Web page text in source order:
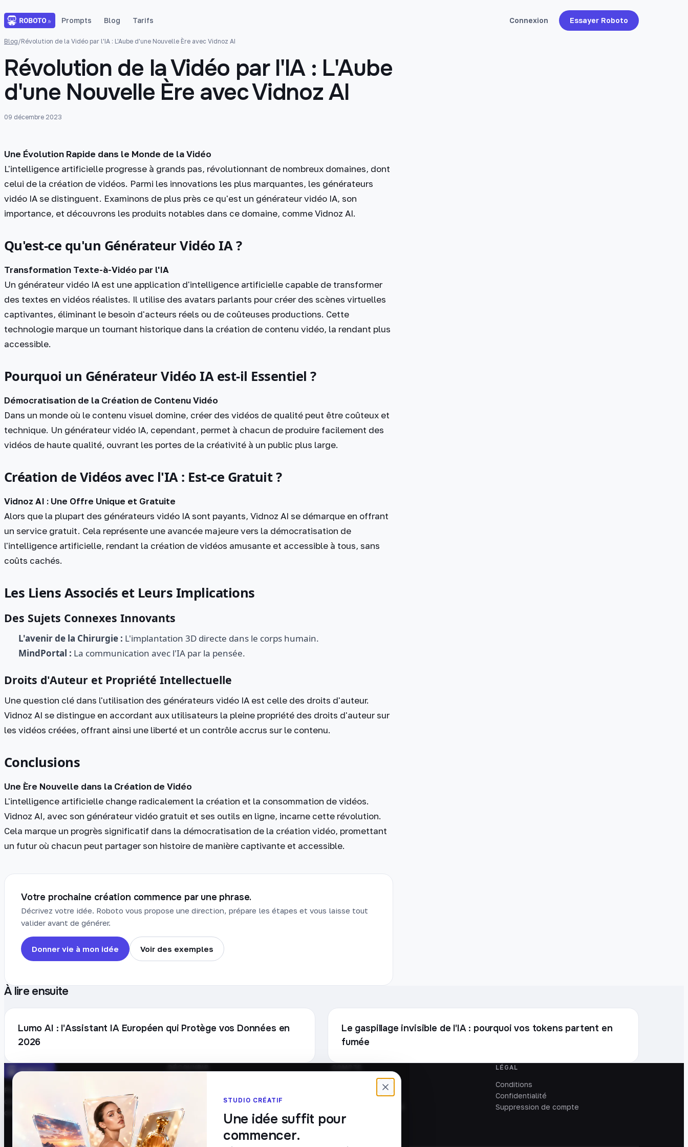
Prompts Blog Tarifs Connexion Essayer Roboto
Blog/Révolution de la Vidéo par l'IA : L'Aube d'une Nouvelle Ère avec Vidnoz AI
Révolution de la Vidéo par l'IA : L'Aube
d'une Nouvelle Ère avec Vidnoz AI
09 décembre 2023
Une Évolution Rapide dans le Monde de la Vidéo
L'intelligence artificielle progresse à grands pas, révolutionnant de nombreux domaines, dont
celui de la création de vidéos. Parmi les innovations les plus marquantes, les générateurs
vidéo IA se distinguent. Examinons de plus près ce qu'est un générateur vidéo IA, son
importance, et découvrons les produits notables dans ce domaine, comme Vidnoz AI.
Qu'est-ce qu'un Générateur Vidéo IA ?
Transformation Texte-à-Vidéo par l'IA
Un générateur vidéo IA est une application d'intelligence artificielle capable de transformer
des textes en vidéos réalistes. Il utilise des avatars parlants pour créer des scènes virtuelles
captivantes, éliminant le besoin d'acteurs réels ou de coûteuses productions. Cette
technologie marque un tournant historique dans la création de contenu vidéo, la rendant plus
accessible.
Pourquoi un Générateur Vidéo IA est-il Essentiel ?
Démocratisation de la Création de Contenu Vidéo
Dans un monde où le contenu visuel domine, créer des vidéos de qualité peut être coûteux et
technique. Un générateur vidéo IA, cependant, permet à chacun de produire facilement des
vidéos de haute qualité, ouvrant les portes de la créativité à un public plus large.
Création de Vidéos avec l'IA : Est-ce Gratuit ?
Vidnoz AI : Une Offre Unique et Gratuite
Alors que la plupart des générateurs vidéo IA sont payants, Vidnoz AI se démarque en offrant
un service gratuit. Cela représente une avancée majeure vers la démocratisation de
l'intelligence artificielle, rendant la création de vidéos amusante et accessible à tous, sans
coûts cachés.
Les Liens Associés et Leurs Implications
Des Sujets Connexes Innovants
L'avenir de la Chirurgie : L'implantation 3D directe dans le corps humain.
MindPortal : La communication avec l'IA par la pensée.
Droits d'Auteur et Propriété Intellectuelle
Une question clé dans l'utilisation des générateurs vidéo IA est celle des droits d'auteur.
Vidnoz AI se distingue en accordant aux utilisateurs la pleine propriété des droits d'auteur sur
les vidéos créées, offrant ainsi une liberté et un contrôle accrus sur le contenu.
Conclusions
Une Ère Nouvelle dans la Création de Vidéo
L'intelligence artificielle change radicalement la création et la consommation de vidéos.
Vidnoz AI, avec son générateur vidéo gratuit et ses outils en ligne, incarne cette révolution.
Cela marque un progrès significatif dans la démocratisation de la création vidéo, promettant
un futur où chacun peut partager son histoire de manière captivante et accessible.
Votre prochaine création commence par une phrase.
Décrivez votre idée. Roboto vous propose une direction, prépare les étapes et vous laisse tout
valider avant de générer.
Donner vie à mon idée Voir des exemples
À lire ensuite
Lumo AI : l'Assistant IA Européen qui Protège vos Données en
2026
Le gaspillage invisible de l'IA : pourquoi vos tokens partent en
fumée
STUDIO CRÉATIF
Une idée suffit pour
commencer.
Plateforme française de création de
contenu avec l’IA. Demandez, Roboto
crée.
Tarifs
Créer un compte
LÉGAL
Conditions
Confidentialité
Suppression de compte